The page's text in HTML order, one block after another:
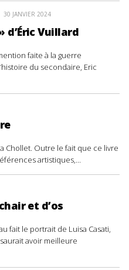
30 JANVIER 2024
d’Éric Vuillard
faite à la guerre
du secondaire, Eric
Chollet. Outre le fait que ce livre
artistiques,...
et d’os
fait le portrait de Luisa Casati,
avoir meilleure